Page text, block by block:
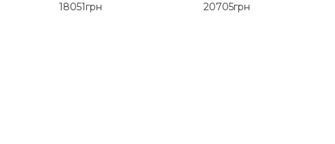
18051грн 20705грн